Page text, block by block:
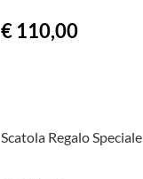
€ 110,00
Scatola Regalo Speciale